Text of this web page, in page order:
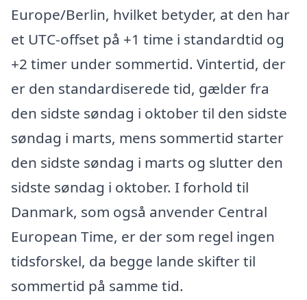
Europe/Berlin, hvilket betyder, at den har
et UTC-offset på +1 time i standardtid og
+2 timer under sommertid. Vintertid, der
er den standardiserede tid, gælder fra
den sidste søndag i oktober til den sidste
søndag i marts, mens sommertid starter
den sidste søndag i marts og slutter den
sidste søndag i oktober. I forhold til
Danmark, som også anvender Central
European Time, er der som regel ingen
tidsforskel, da begge lande skifter til
sommertid på samme tid.